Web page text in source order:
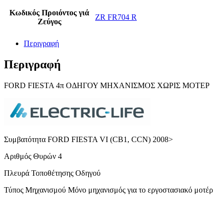
Κωδικός Προιόντος γιά
Ζεύγος
ZR FR704 R
Περιγραφή
Περιγραφή
FORD FIESTA 4π ΟΔΗΓΟΥ ΜHXAΝΙΣΜΟΣ ΧΩΡΙΣ ΜΟΤΕΡ
Συμβατότητα FORD FIESTA VI (CB1, CCN) 2008>
Αριθμός Θυρών 4
Πλευρά Τοποθέτησης Οδηγού
Τύπος Μηχανισμού Mόνο μηχανισμός για το εργοστασιακό μοτέρ